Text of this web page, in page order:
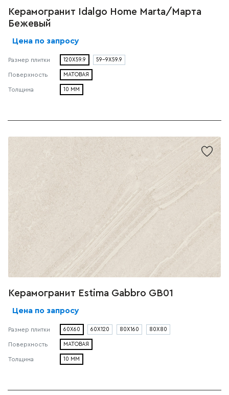
Керамогранит Idalgo Home Marta/Марта
Бежевый
Цена по запросу
Размер плитки 120X59.9 59-9X59.9
Поверхность МАТОВАЯ
Толщина 10 ММ
Керамогранит Estima Gabbro GB01
Цена по запросу
Размер плитки 60X60 60X120 80X160 80X80
Поверхность МАТОВАЯ
Толщина 10 ММ